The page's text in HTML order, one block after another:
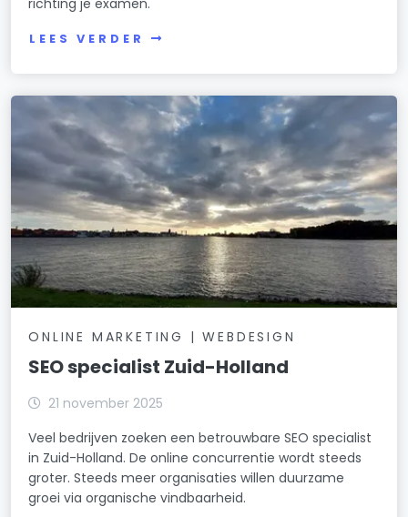
richting je examen.
LEES VERDER
ONLINE MARKETING | WEBDESIGN
SEO specialist Zuid-Holland
21 november 2025
Veel bedrijven zoeken een betrouwbare SEO specialist
in Zuid-Holland. De online concurrentie wordt steeds
groter. Steeds meer organisaties willen duurzame
groei via organische vindbaarheid.